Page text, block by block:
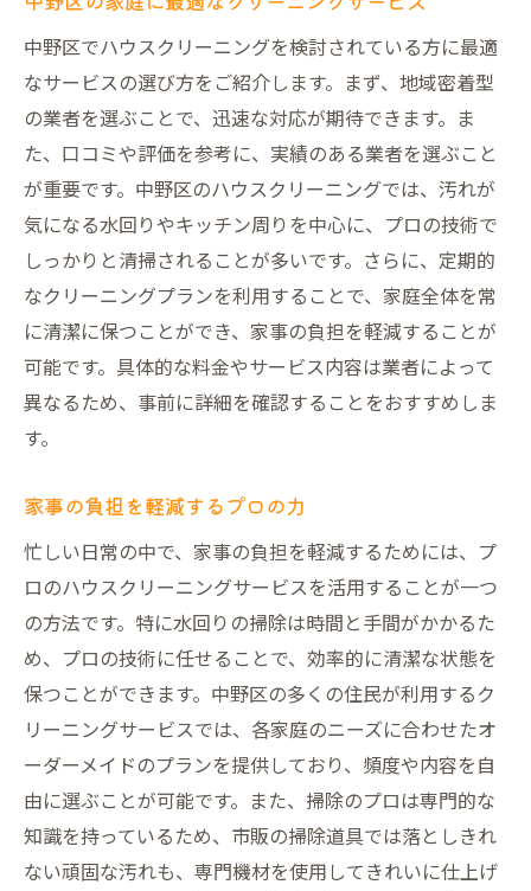
中野区でハウスクリーニングを検討されている方に最適
なサービスの選び方をご紹介します。まず、地域密着型
の業者を選ぶことで、迅速な対応が期待できます。ま
た、口コミや評価を参考に、実績のある業者を選ぶこと
が重要です。中野区のハウスクリーニングでは、汚れが
気になる水回りやキッチン周りを中心に、プロの技術で
しっかりと清掃されることが多いです。さらに、定期的
なクリーニングプランを利用することで、家庭全体を常
に清潔に保つことができ、家事の負担を軽減することが
可能です。具体的な料金やサービス内容は業者によって
異なるため、事前に詳細を確認することをおすすめしま
す。
家事の負担を軽減するプロの力
忙しい日常の中で、家事の負担を軽減するためには、プ
ロのハウスクリーニングサービスを活用することが一つ
の方法です。特に水回りの掃除は時間と手間がかかるた
め、プロの技術に任せることで、効率的に清潔な状態を
保つことができます。中野区の多くの住民が利用するク
リーニングサービスでは、各家庭のニーズに合わせたオ
ーダーメイドのプランを提供しており、頻度や内容を自
由に選ぶことが可能です。また、掃除のプロは専門的な
知識を持っているため、市販の掃除道具では落としきれ
ない頑固な汚れも、専門機材を使用してきれいに仕上げ